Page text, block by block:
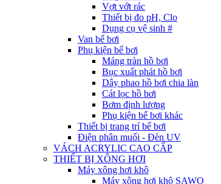
Vợt vớt rác
Thiết bị đo pH, Clo
Dụng cụ vệ sinh #
Van bể bơi
Phụ kiện bể bơi
Máng tràn hồ bơi
Bục xuất phát hồ bơi
Dây phao hồ bơi chia làn
Cát lọc hồ bơi
Bơm định lượng
Phụ kiện bể bơi khác
Thiết bị trang trí bể bơi
Điện phân muối - Đèn UV
VÁCH ACRYLIC CAO CẤP
THIẾT BỊ XÔNG HƠI
Máy xông hơi khô
Máy xông hơi khô SAWO